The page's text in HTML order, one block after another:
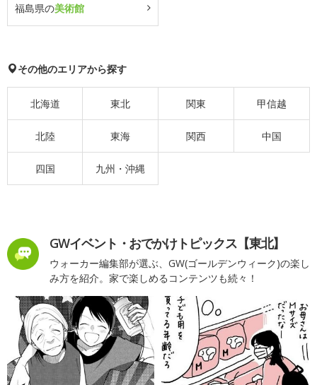
福島県の美術館
その他のエリアから探す
北海道 東北 関東 甲信越
北陸 東海 関西 中国
四国 九州・沖縄
GWイベント・おでかけトピックス【東北】
ウォーカー編集部が選ぶ、GW(ゴールデンウィーク)の楽し
み方を紹介。家で楽しめるコンテンツも続々！